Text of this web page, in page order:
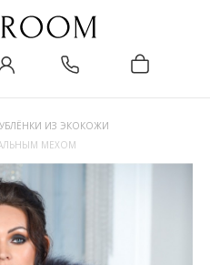
ИЗ ЭКОКОЖИ
МЕХОМ